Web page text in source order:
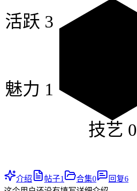
技艺 0
魅力 1
活跃 3
介绍 帖子1 合集0 回复6